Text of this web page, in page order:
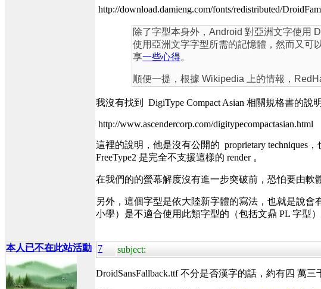
http://download.damieng.com/fonts/redistributed/
除了字型本身外，Android 對亞洲文字使用
使用亞洲文字字型所需的記憶體，然而又可
享一些心得。
順便一提，根據 Wikipedia 上的情報，
我沒有找到 DigiType Compact Asian 相關規格書的說
http://www.ascendercorp.com/digitypecompactasian.html
這裡的說明，他是沒有公開的 proprietary techniques
FreeType2 是完全不支援這樣的 render 。
在我們的的螢幕解度沒有進一步突破前，恐怕要由軟
另外，這個字型是依大陸新字體的寫法，也就是說會
小學）是不適合使用此類字型的（包括文鼎 PL 字型）
本人已不在此站活動 7 subject:
DroidSansFallback.ttf 不分是否漢字的話，約有四 萬